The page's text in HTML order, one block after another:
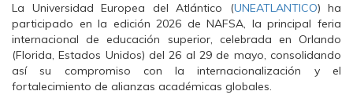
a
r
t
i
r
e
F
a
a
r
t
i
r
e
n
T
w
r
t
i
r
e
n
W
h
La Universidad Europea del Atlántico (UNEATLANTICO) ha
participado en la edición 2026 de NAFSA, la principal feria
internacional de educación superior, celebrada en Orlando
(Florida, Estados Unidos) del 26 al 29 de mayo, consolidando
así su compromiso con la internacionalización y el
fortalecimiento de alianzas académicas globales.